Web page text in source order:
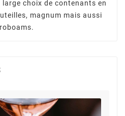
choix de contenants en
magnum mais aussi